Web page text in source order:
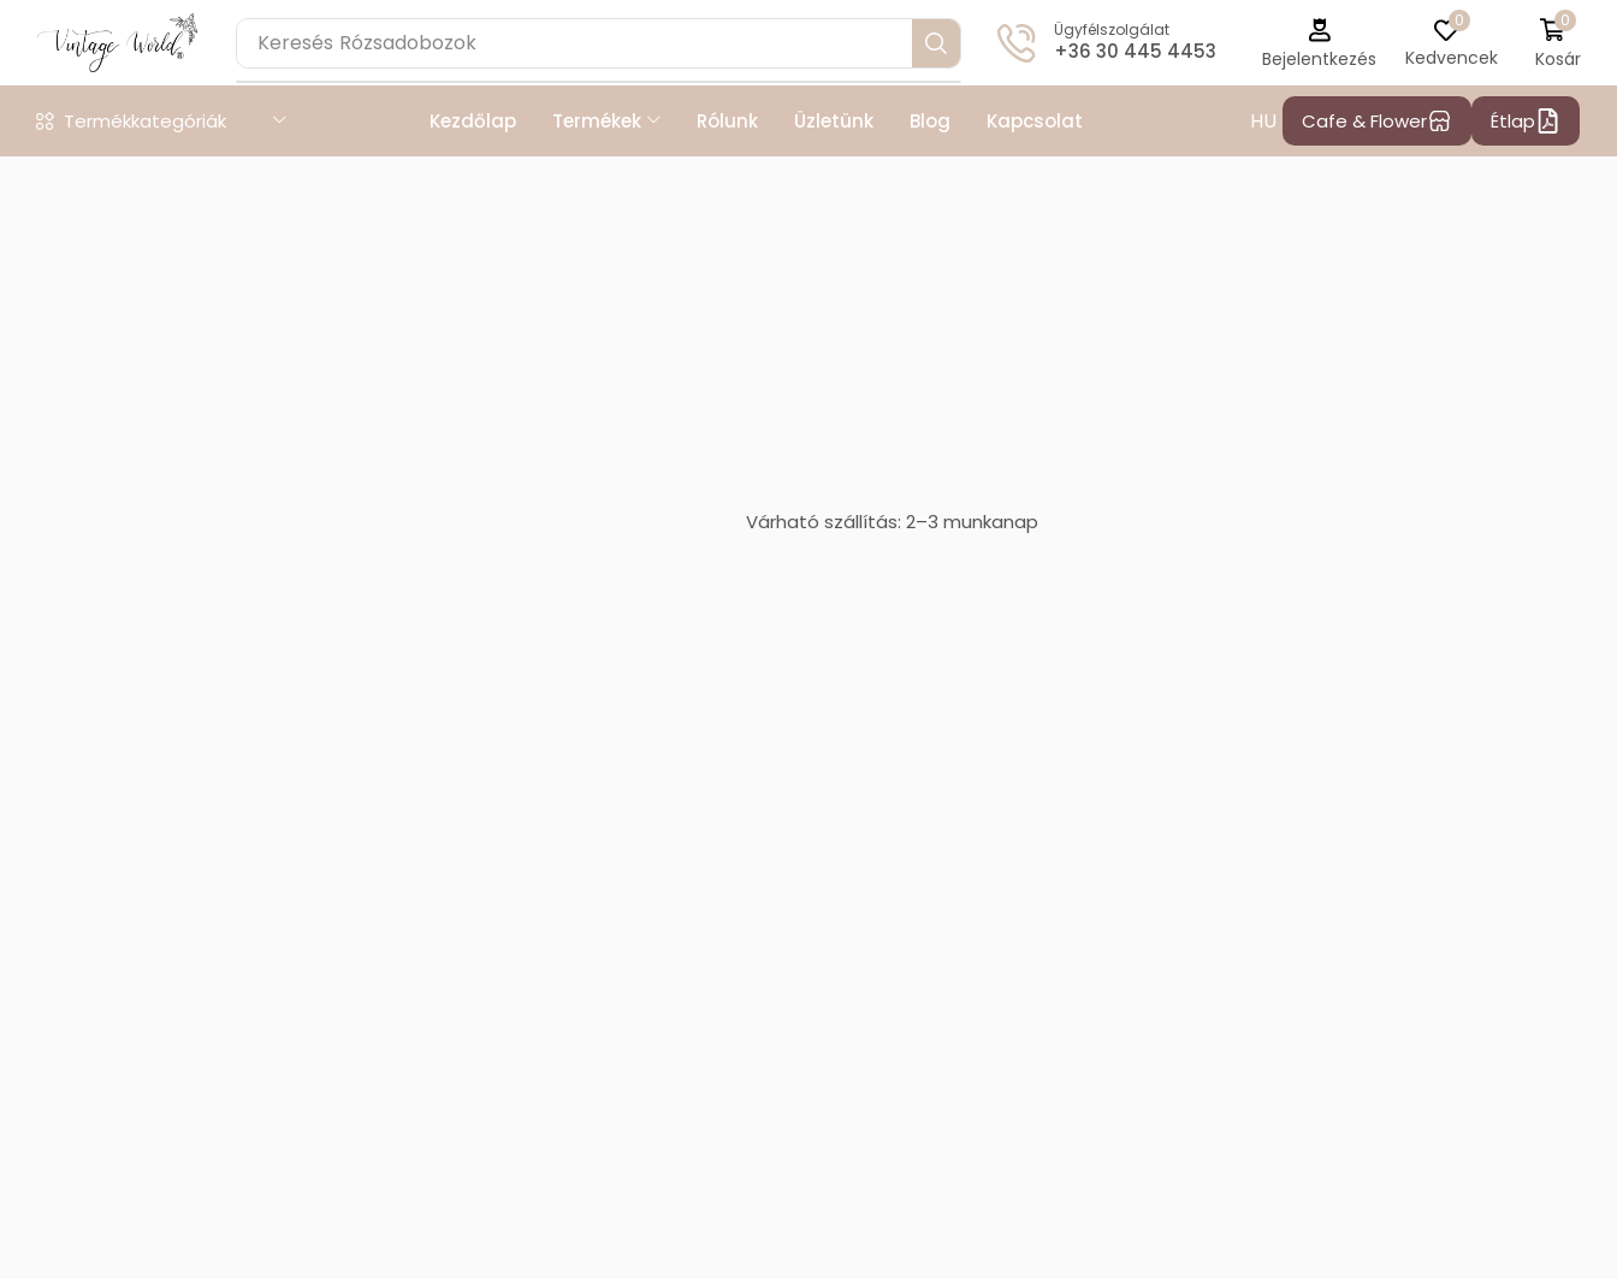
Keresés Rózsadobozok Ügyfélszolgálat
+36 30 445 4453 Bejelentkezés
0
Kedvencek
0
Kosár
Termékkategóriák Kezdőlap Termékek Rólunk Üzletünk Blog Kapcsolat HU Cafe & Flower Étlap
Várható szállítás: 2–3 munkanap